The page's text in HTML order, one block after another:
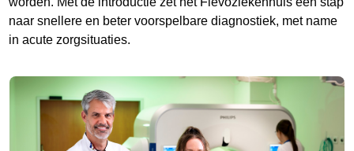
naar snellere en beter voorspelbare diagnostiek, met name
in acute zorgsituaties.